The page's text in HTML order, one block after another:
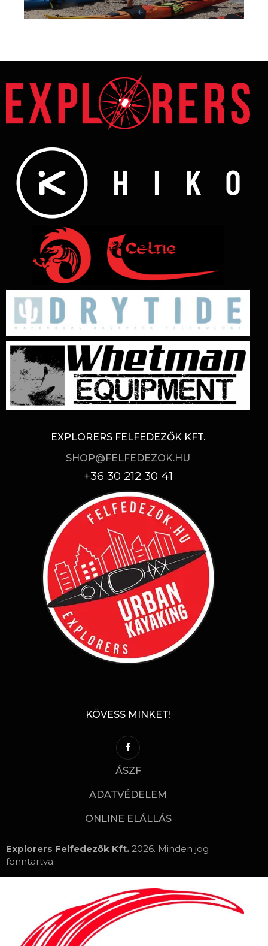
EXPLORERS FELFEDEZŐK KFT.
SHOP@FELFEDEZOK.HU
+36 30 212 30 41
KÖVESS MINKET!
ÁSZF
ADATVÉDELEM
ONLINE ELÁLLÁS
Explorers Felfedezők Kft. 2026. Minden jog
fenntartva.